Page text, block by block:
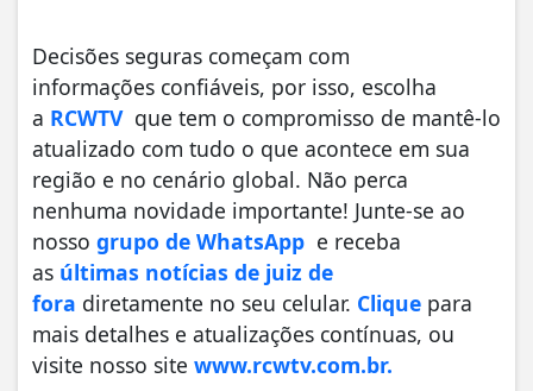
Decisões seguras começam com
informações confiáveis, por isso, escolha
a RCWTVque tem o compromisso de mantê-lo
atualizado com tudo o que acontece em sua
região e no cenário global. Não perca
nenhuma novidade importante! Junte-se ao
nosso grupo de WhatsApp e receba
as últimas notícias de juiz de
fora diretamente no seu celular. Clique para
mais detalhes e atualizações contínuas, ou
visite nosso site www.rcwtv.com.br.